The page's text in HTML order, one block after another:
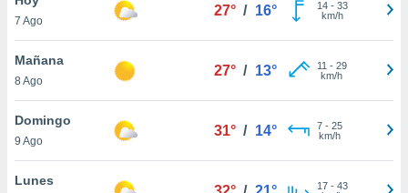
y
en
más
7 Ago
27° / 16° 14- 33
km/h
Mañana
8 Ago
27° / 13° 11 - 29
km/h
Domingo
9 Ago
31° / 14° 7- 25
km/h
Lunes 17- 43